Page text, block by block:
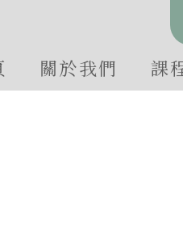
關於我們 課